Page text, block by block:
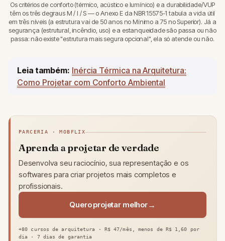
Os critérios de conforto (térmico, acústico e lumínico) e a durabilidade/VUP
têm os três degraus M / I / S — o Anexo E da NBR 15575-1 tabula a vida útil
em três níveis (a estrutura vai de 50 anos no Mínimo a 75 no Superior). Já a
segurança (estrutural, incêndio, uso) e a estanqueidade são passa ou não
passa: não existe "estrutura mais segura opcional", ela só atende ou não.
Leia também: Inércia Térmica na Arquitetura:
Como Projetar com Conforto Ambiental
PARCERIA · MOBFLIX
Aprenda a projetar de verdade
Desenvolva seu raciocínio, sua representação e os
softwares para criar projetos mais completos e
profissionais.
Quero projetar melhor
+80 cursos de arquitetura · R$ 47/mês, menos de R$ 1,60 por
dia · 7 dias de garantia